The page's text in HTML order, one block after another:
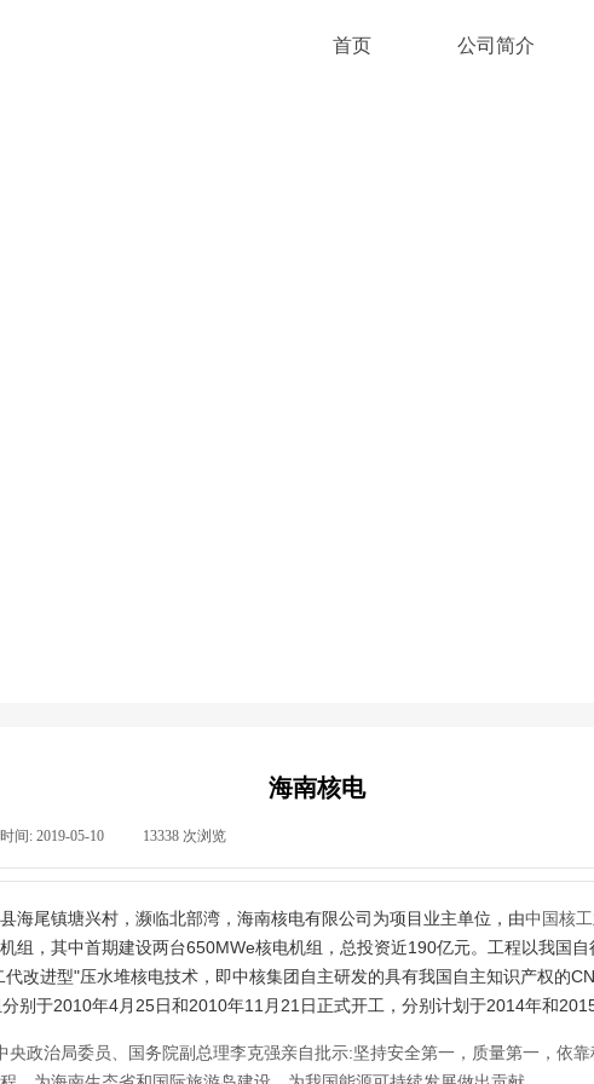
首页 公司简介
海南核电
间: 2019-05-10 13338 次浏览
海尾镇塘兴村，濒临北部湾，海南核电有限公司为项目业主单位，由中国核
组，其中首期建设两台650MWe核电机组，总投资近190亿元。工程以我国
改进型"压水堆核电技术，即中核集团自主研发的具有我国自主知识产权的
别于2010年4月25日和2010年11月21日正式开工，分别计划于2014年和2015
央政治局委员、国务院副总理李克强亲自批示:坚持安全第一，质量第一，依